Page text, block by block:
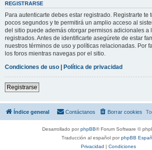
REGISTRARSE
Para autenticarte debes estar registrado. Registrarte te
pocos segundos y te permitirá un amplio acceso al
del sitio puede además otorgar permisos adicionales a
registrados. Antes de identificarte asegúrete de estar
nuestros términos de uso y políticas relacionadas. Por
los foros mientras navegas por el sitio.
Condiciones de uso | Política de privacidad
Registrarse
Índice general Borrar cookies
Contáctanos
Desarrollado porphpBB® Forum Software ©
Traducción al español porphpBB
Privacidad | Condiciones